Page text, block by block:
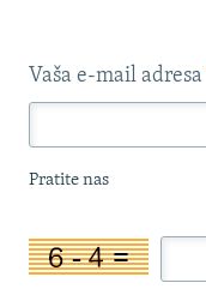
Vaša e-mail adresa
Pratite nas